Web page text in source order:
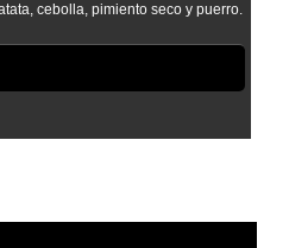
cebolla, pimiento seco y puerro.